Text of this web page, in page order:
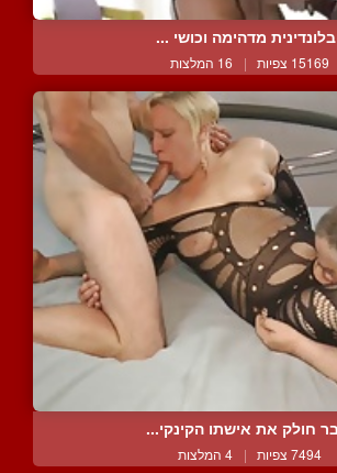
בלונדינית מדהימה וכושי ...
15169 צפיות | 16 המלצות
חולק את אישתו הקינקי...
7494 צפיות | 4 המלצות